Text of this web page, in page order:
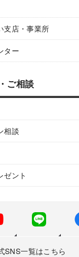
支店・事業所
ター
ご相談
相談
ゼント
SNS一覧はこちら